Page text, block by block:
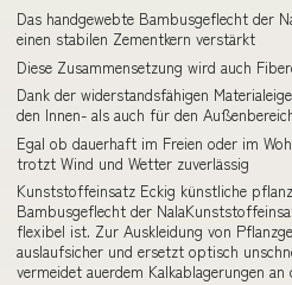
Das handgewebte Bambusgeflecht der
einen stabilen Zementkern verstärkt
Diese Zusammensetzung wird auch
Dank der widerstandsfähigen
den Innen- als auch für den
Egal ob dauerhaft im Freien oder im
trotzt Wind und Wetter zuverlässig
Kunststoffeinsatz Eckig künstliche
Bambusgeflecht der
flexibel ist. Zur Auskleidung von
auslaufsicher und ersetzt optisch
vermeidet auerdem Kalkablagerungen